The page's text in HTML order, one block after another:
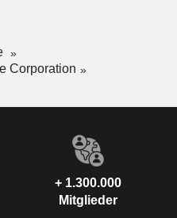
Corporation
+ 1.300.000
Mitglieder